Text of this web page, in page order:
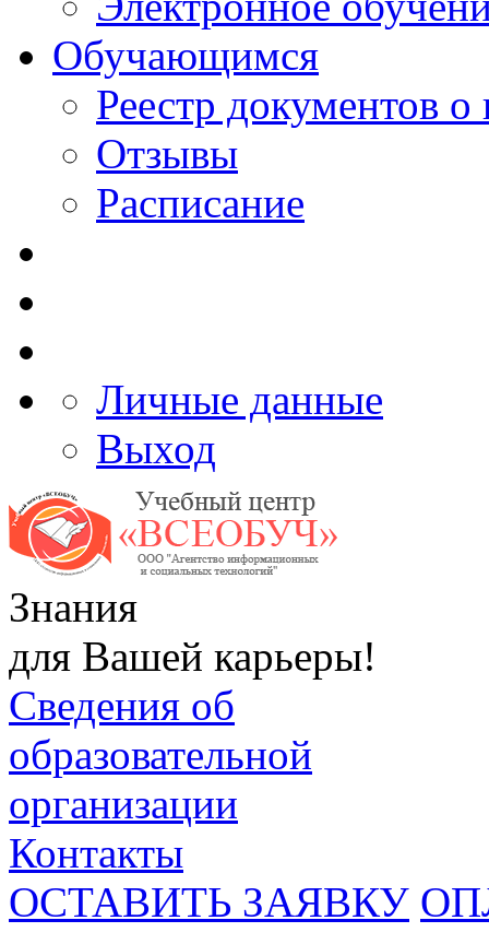
Обучающимся
Реестр документов
Отзывы
Расписание
Личные данные
Выход
Знания
для Вашей карьеры!
Сведения об
образовательной
организации
Контакты
ОСТАВИТЬ ЗАЯВКУ